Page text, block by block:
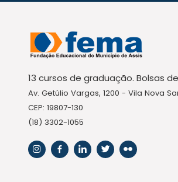
13 cursos de graduação. Bolsas
Av. Getúlio Vargas, 1200 - Vila Nova
CEP: 19807-130
(18) 3302-1055